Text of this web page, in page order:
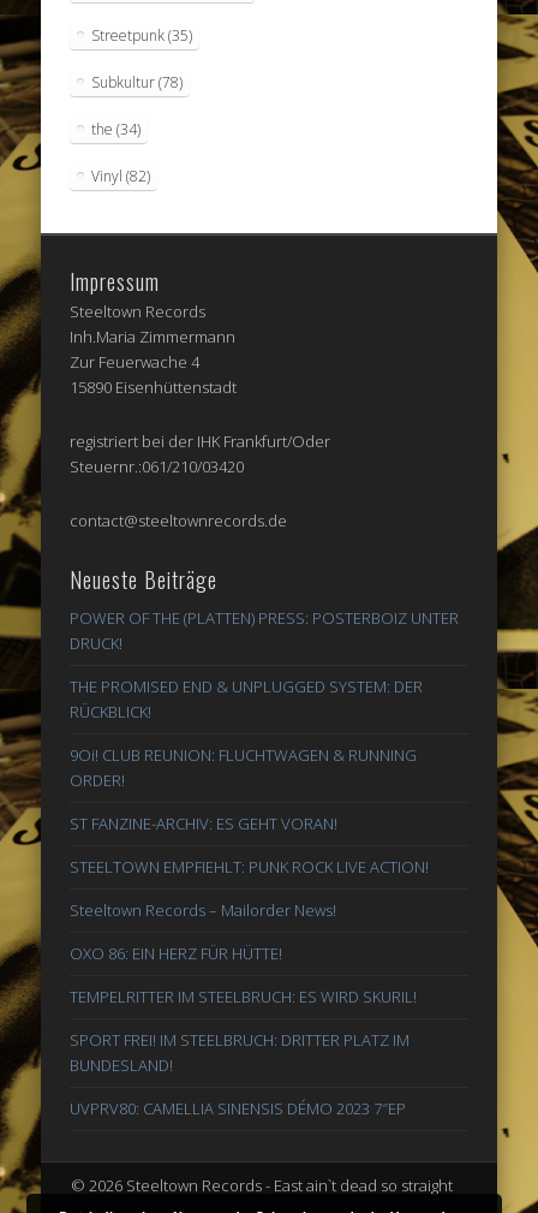
Streetpunk(35)
Subkultur(78)
the (34)
Vinyl (82)
Impressum
Steeltown Records
Inh.Maria Zimmermann
Zur Feuerwache 4
15890 Eisenhüttenstadt
registriert bei der IHK Frankfurt/Oder
Steuernr.:061/210/03420
contact@steeltownrecords.de
Neueste Beiträge
POWER OF THE (PLATTEN) PRESS: POSTERBOIZ UNTER
DRUCK!
THE PROMISED END & UNPLUGGED SYSTEM: DER
RÜCKBLICK!
9Oi! CLUB REUNION: FLUCHTWAGEN & RUNNING
ORDER!
ST FANZINE-ARCHIV: ES GEHT VORAN!
STEELTOWN EMPFIEHLT: PUNK ROCK LIVE ACTION!
Steeltown Records – Mailorder News!
OXO 86: EIN HERZ FÜR HÜTTE!
TEMPELRITTER IM STEELBRUCH: ES WIRD SKURIL!
SPORT FREI! IM STEELBRUCH: DRITTER PLATZ IM
BUNDESLAND!
UVPRV80: CAMELLIA SINENSIS DÉMO 2023 7″EP
© 2026 Steeltown Records - East ain`t dead so straight